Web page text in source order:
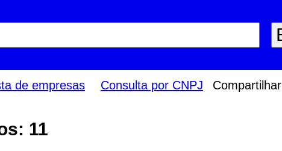
de empresas Consulta por CNPJ Compartilhar
11